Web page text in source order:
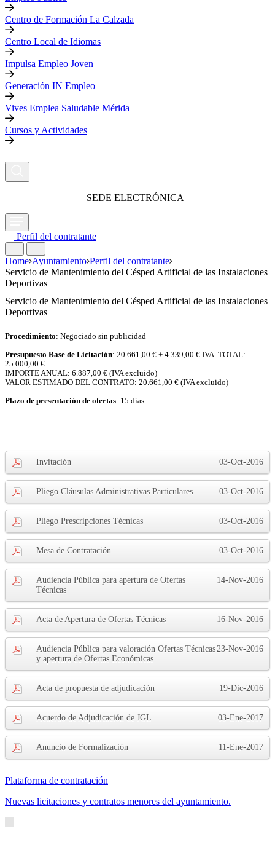
Centro de Formación La Calzada
Centro Local de Idiomas
Impulsa Empleo Joven
Generación IN Empleo
Vives Emplea Saludable Mérida
Cursos y Actividades
SEDE ELECTRÓNICA
Perfil del contratante
Home Ayuntamiento Perfil del contratante
Servicio de Mantenimiento del Césped Artificial de las Instalaciones
Deportivas
Servicio de Mantenimiento del Césped Artificial de las Instalaciones
Deportivas
Procedimiento: Negociado sin publicidad
Presupuesto Base de Licitación: 20.661,00 € + 4.339,00 € IVA. TOTAL:
25.000,00 €.
IMPORTE ANUAL: 6.887,00 € (IVA excluido)
VALOR ESTIMADO DEL CONTRATO: 20.661,00 € (IVA excluido)
Plazo de presentación de ofertas: 15 días
03-Oct-2016
Invitación
03-Oct-2016
Pliego Cláusulas Administrativas Particulares
03-Oct-2016
Pliego Prescripciones Técnicas
03-Oct-2016
Mesa de Contratación
14-Nov-2016
Audiencia Pública para apertura de Ofertas
Técnicas
16-Nov-2016
Acta de Apertura de Ofertas Técnicas
23-Nov-2016
Audiencia Pública para valoración Ofertas Técnicas
y apertura de Ofertas Económicas
19-Dic-2016
Acta de propuesta de adjudicación
03-Ene-2017
Acuerdo de Adjudicación de JGL
11-Ene-2017
Anuncio de Formalización
Plataforma de contratación
Nuevas licitaciones y contratos menores del ayuntamiento.